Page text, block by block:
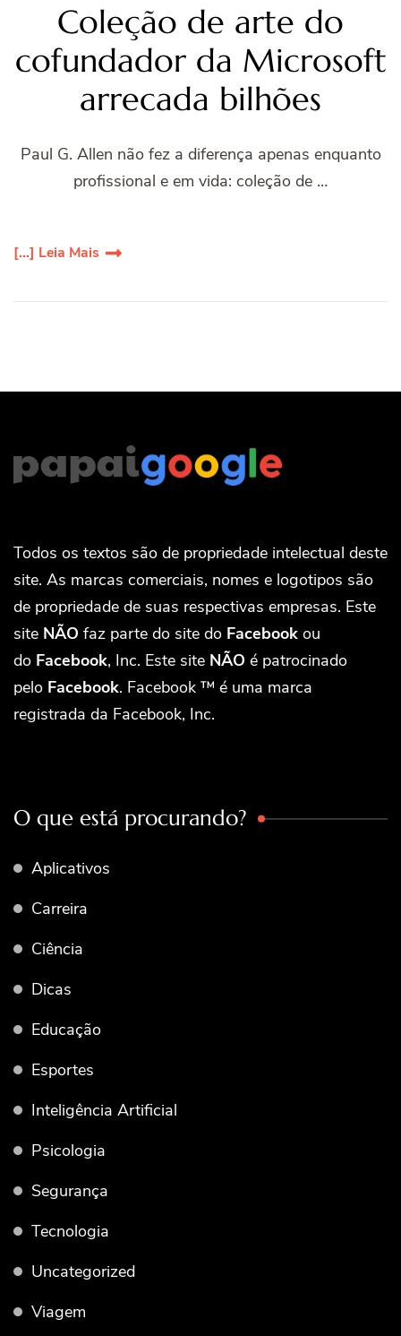
Coleção de arte do
cofundador da Microsoft
arrecada bilhões
Paul G. Allen não fez a diferença apenas enquanto
profissional e em vida: coleção de …
[...] Leia Mais
Todos os textos são de propriedade intelectual deste
site. As marcas comerciais, nomes e logotipos são
de propriedade de suas respectivas empresas. Este
site NÃO faz parte do site do Facebook ou
do Facebook, Inc. Este site NÃO é patrocinado
pelo Facebook. Facebook ™ é uma marca
registrada da Facebook, Inc.
O que está procurando?
Aplicativos
Carreira
Ciência
Dicas
Educação
Esportes
Inteligência Artificial
Psicologia
Segurança
Tecnologia
Uncategorized
Viagem